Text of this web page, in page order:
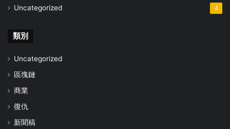
Uncategorized 4
類別
Uncategorized
區塊鏈
商業
復仇
新聞稿